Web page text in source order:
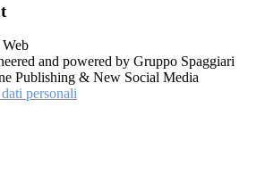
and powered by Gruppo Spaggiari
Publishing & New Social Media
personali